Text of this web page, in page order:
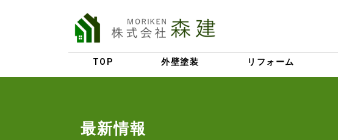
TOP 外壁塗装 リフォーム
最新情報